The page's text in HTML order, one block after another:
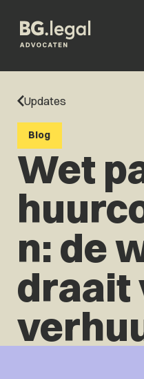
Updates
Blog
Wet
n: de
draait